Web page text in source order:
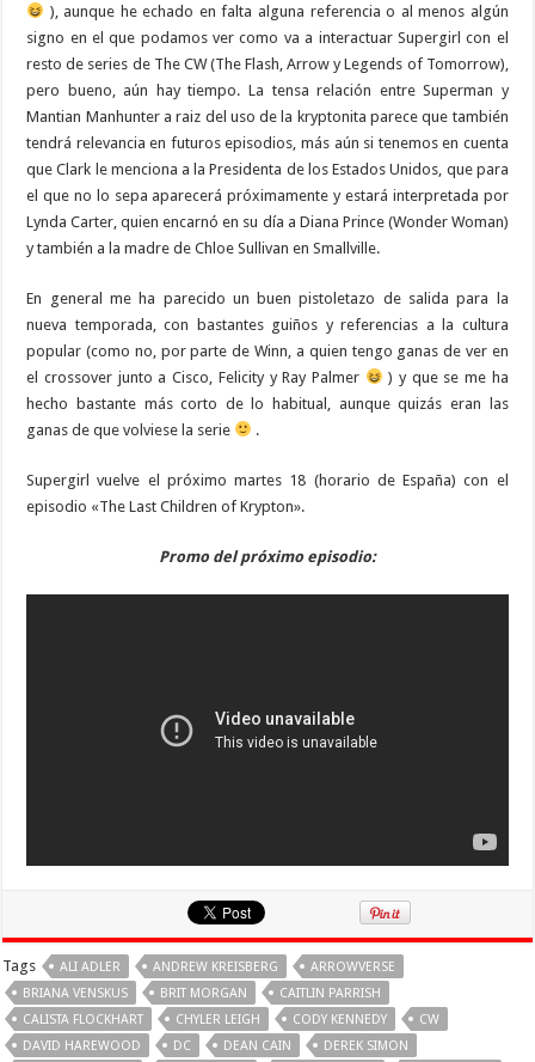
), aunque he echado en falta alguna referencia o al menos algún
signo en el que podamos ver como va a interactuar Supergirl con el
resto de series de The CW (The Flash, Arrow y Legends of Tomorrow),
pero bueno, aún hay tiempo. La tensa relación entre Superman y
Mantian Manhunter a raiz del uso de la kryptonita parece que también
tendrá relevancia en futuros episodios, más aún si tenemos en cuenta
que Clark le menciona a la Presidenta de los Estados Unidos, que para
el que no lo sepa aparecerá próximamente y estará interpretada por
Lynda Carter, quien encarnó en su día a Diana Prince (Wonder Woman)
y también a la madre de Chloe Sullivan en Smallville.
En general me ha parecido un buen pistoletazo de salida para la
nueva temporada, con bastantes guiños y referencias a la cultura
popular (como no, por parte de Winn, a quien tengo ganas de ver en
el crossover junto a Cisco, Felicity y Ray Palmer
) y que se me ha
hecho bastante más corto de lo habitual, aunque quizás eran las
ganas de que volviese la serie
.
Supergirl vuelve el próximo martes 18 (horario de España) con el
episodio «The Last Children of Krypton».
Promo del próximo episodio:
Tags ALI ADLER ANDREW KREISBERG
ARROWVERSE
BRIANA VENSKUS
BRIT MORGAN
CAITLIN PARRISH
CALISTA FLOCKHART
CHYLER LEIGH CODY KENNEDY
CW
DAVID HAREWOOD
DC DEAN CAIN
DEREK SIMON